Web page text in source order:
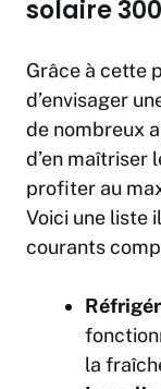
solaire
Grâce à cette
d’envisager
de nombreux
d’en maîtriser
profiter au
Voici une liste
courants
la